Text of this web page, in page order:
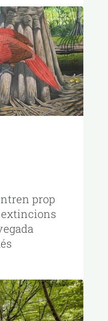
prop
extincions